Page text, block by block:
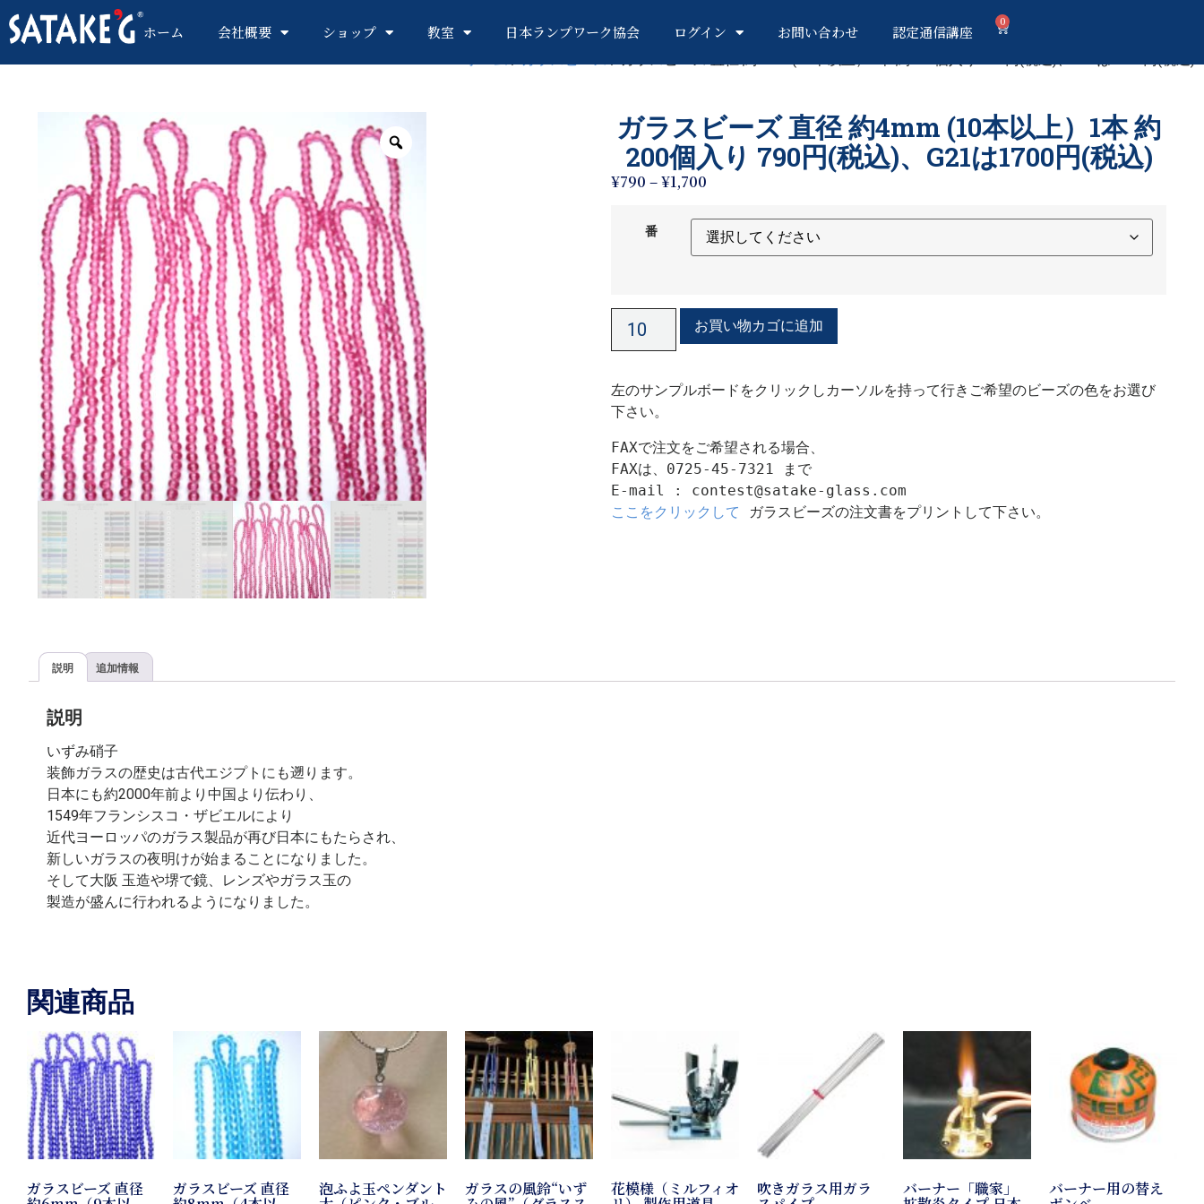
ホーム 会社概要 ショップ 教室 日本ランプワーク協会 ログイン お問い合わせ 認定通信講座
0
ガラスビーズ 直径 約4mm (10本以上）1本 約
200個入り 790円(税込)、G21は1700円(税込)
¥790 –¥1,700
番
お買い物カゴに追加
左のサンプルボードをクリックしカーソルを持って行きご希望のビーズの色をお選び
下さい。
FAXで注文をご希望される場合、
FAXは、0725-45-7321 まで
ここをクリックして
ガラスビーズの注文書をプリントして下さい。
説明 追加情報
説明
いずみ硝子
装飾ガラスの歴史は古代エジプトにも遡ります。
日本にも約2000年前より中国より伝わり、
1549年フランシスコ・ザビエルにより
近代ヨーロッパのガラス製品が再び日本にもたらされ、
新しいガラスの夜明けが始まることになりました。
そして大阪 玉造や堺で鏡、レンズやガラス玉の
製造が盛んに行われるようになりました。
関連商品
ガラスビーズ 直径 ガラスビーズ 直径 泡ふよ玉ペンダント ガラスの風鈴“いず 花模様（ミルフィオ 吹きガラス用ガラ バーナー「職家」 バーナー用の替え